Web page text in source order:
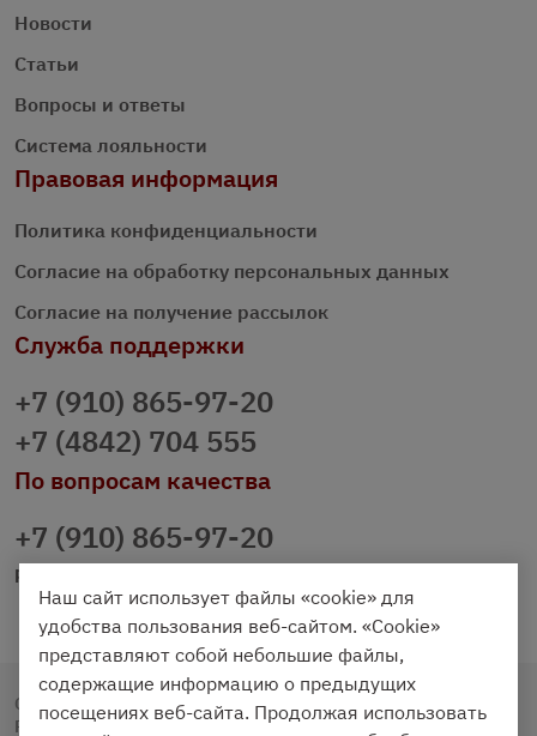
Новости
Статьи
Вопросы и ответы
Система лояльности
Правовая информация
Политика конфиденциальности
Согласие на обработку персональных данных
Согласие на получение рассылок
Служба поддержки
+7 (910) 865-97-20
+7 (4842) 704 555
По вопросам качества
+7 (910) 865-97-20
prazdnichniy40@palmi.ru
Copyright © 2020 - 2026. Праздничный Стол.
Разработка и продвижение - Vegas Studio
Наш сайт использует файлы «cookie» для
удобства пользования веб-сайтом. «Cookie»
представляют собой небольшие файлы,
содержащие информацию о предыдущих
посещениях веб-сайта. Продолжая использовать